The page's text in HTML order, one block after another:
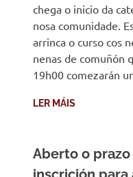
chega o inicio da
nosa comunidade.
arrinca o curso cos
nenas de comuñón
19h00 comezarán
LER MÁIS
Aberto o